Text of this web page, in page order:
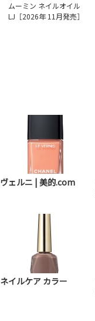
ムーミン ネイルオイル
LJ［2026年 11月発売］
ヴェルニ | 美的.com
ネイルケア カラー